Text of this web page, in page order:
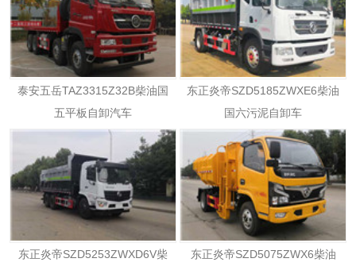
泰安五岳TAZ3315Z32B柴油国
五平板自卸汽车
东正炎帝SZD5185ZWXE6柴油
国六污泥自卸车
东正炎帝SZD5253ZWXD6V柴
东正炎帝SZD5075ZWX6柴油